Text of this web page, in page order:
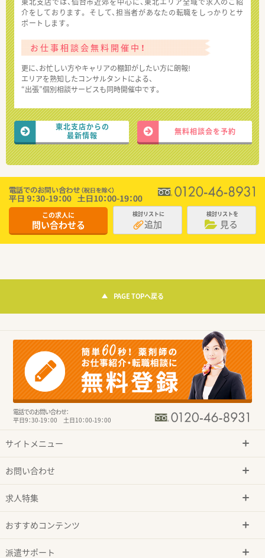
介をしております。 そして、担当者があなたの転職をしっかりとサ
ポートします。
お仕事相談会無料開催中！
更に、お忙しい方やキャリアの棚卸がしたい方に朗報!
エリアを熟知したコンサルタントによる、
“出張”個別相談サービスも同時開催中です。
東北支店からの
最新情報
無料相談会を予約
この求人に
問い合わせる
検討リストに
追加
検討リストを
見る
PAGE TOPへ戻る
電話でのお問い合わせ：
平日9：30-19：00 土日10：00-19：00
サイトメニュー
お問い合わせ
求人特集
おすすめコンテンツ
派遣サポート